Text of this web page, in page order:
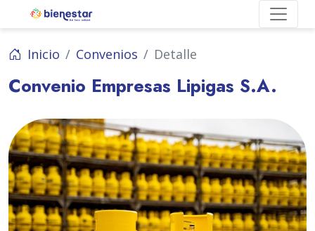
Inicio Convenios Detalle
Convenio Empresas Lipigas S.A.